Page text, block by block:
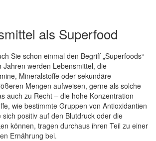
als Superfood
Sie schon einmal den Begriff „Superfoods“
Jahren werden Lebensmittel, die
Mineralstoffe oder sekundäre
Mengen aufweisen, gerne als solche
auch zu Recht – die hohe Konzentration
wie bestimmte Gruppen von Antioxidantien
sich positiv auf den Blutdruck oder die
können, tragen durchaus ihren Teil zu einer
Ernährung bei.